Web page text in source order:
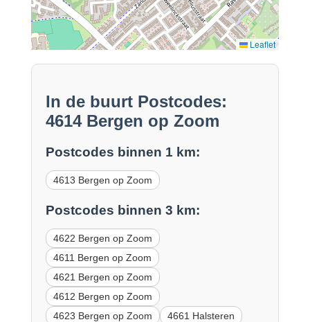
Leaflet
In de buurt Postcodes:
4614 Bergen op Zoom
Postcodes binnen 1 km:
4613 Bergen op Zoom
Postcodes binnen 3 km:
4622 Bergen op Zoom
4611 Bergen op Zoom
4621 Bergen op Zoom
4612 Bergen op Zoom
4623 Bergen op Zoom
4661 Halsteren